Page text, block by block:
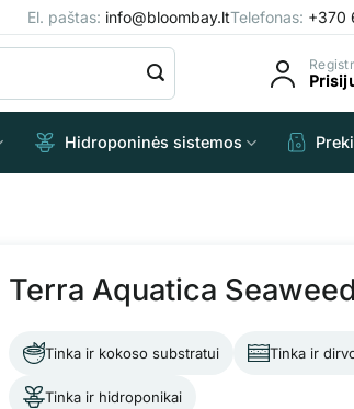
El. paštas: info@bloombay.ltTelefonas: +370
Hidroponinės sistemos
Terra Aquatica Seaweed
Tinka ir kokoso substratui Tinka ir
Tinka ir hidroponikai